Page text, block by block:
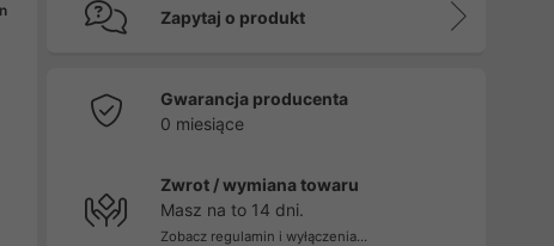
Zapytaj o produkt
Gwarancja producenta
0 miesiące
Zwrot / wymiana towaru
Masz na to 14 dni.
Zobacz regulamin i wyłączenia...